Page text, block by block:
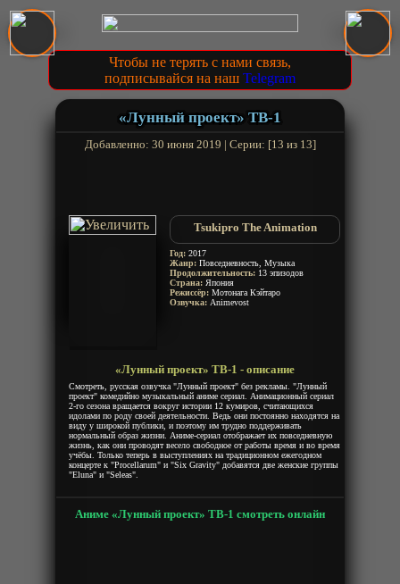
Чтобы не терять с нами связь,
подписывайся на наш Telegram
«Лунный проект» ТВ-1
Добавленно: 30 июня 2019 | Серии: [13 из 13]
Tsukipro The Animation
Год: 2017
Жанр: Повседневность, Музыка
Продолжительность: 13 эпизодов
Страна: Япония
Режиссёр: Мотонага Кэйтаро
Озвучка: Animevost
«Лунный проект» ТВ-1 - описание
Смотреть, русская озвучка "Лунный проект" без рекламы. "Лунный
проект" комедийно музыкальный аниме сериал. Анимационный сериал
2-го сезона вращается вокруг истории 12 кумиров, считающихся
идолами по роду своей деятельности. Ведь они постоянно находятся на
виду у широкой публики, и поэтому им трудно поддерживать
нормальный образ жизни. Аниме-сериал отображает их повседневную
жизнь, как они проводят весело свободное от работы время и во время
учёбы. Только теперь в выступлениях на традиционном ежегодном
концерте к "Procellarum" и "Six Gravity" добавятся две женские группы
"Eluna" и "Seleas".
Аниме «Лунный проект» ТВ-1 смотреть онлайн